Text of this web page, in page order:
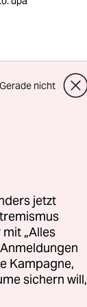
Gerade nicht
jetzt
„Alles
Kampagne,
sichern will,